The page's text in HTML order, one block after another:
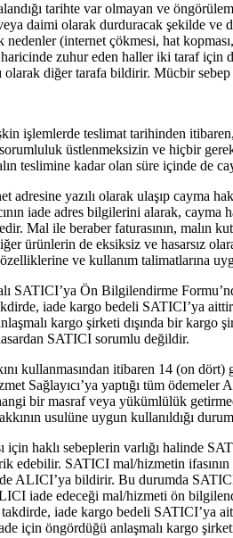
tarihte var olmayan ve
daimi olarak durduracak şekilde ve
(internet çökmesi, hat
zuhur eden haller iki taraf için
diğer tarafa bildirir. Mücbir sebep
işlemlerde teslimat tarihinden
üstlenmeksizin ve hiçbir
teslimine kadar olan süre içinde de
yazılı olarak ulaşıp cayma
iade adres bilgilerini alarak, cayma
Mal ile beraber faturasının, malın
ürünlerin de eksiksiz ve hasarsız
ve kullanım talimatlarına
SATICI’ya Ön Bilgilendirme
iade kargo bedeli SATICI’ya
kargo şirketi dışında bir
SATICI sorumlu değildir.
kullanmasından itibaren 14 (on
Sağlayıcı’ya yaptığı tüm ödemeler
bir masraf veya yükümlülük
usulüne uygun kullanıldığı
için haklı sebeplerin varlığı halinde
edebilir. SATICI mal/hizmetin ifasının
ALICI’ya bildirir. Bu durumda
iade edeceği mal/hizmeti ön
iade kargo bedeli SATICI’ya
için öngördüğü anlaşmalı kargo